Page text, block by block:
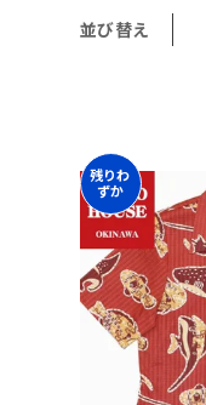
並び替え
残りわ
ずか